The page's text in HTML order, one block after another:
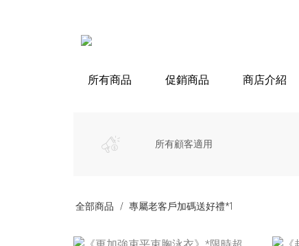
所有商品 促銷商品 商店介紹
所有顧客適用
全部商品 專屬老客戶加碼送好禮*1